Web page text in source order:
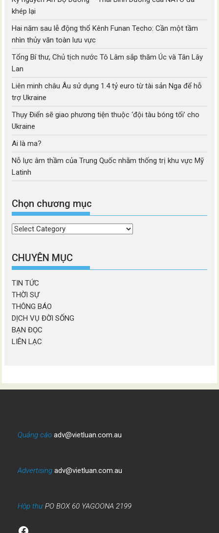
khép lại
Hai năm sau lễ động thổ Kênh Funan Techo: Cần một tầm
nhìn thủy văn toàn lưu vực
Tổng Bí thư, Chủ tịch nước Tô Lâm sắp thăm Úc và Tân Lây
Lan
Liên minh châu Âu sử dụng 1.4 tỷ euro từ tài sản Nga để hỗ
trợ Ukraine
Thụy Điển sẽ giao phương tiện thuộc ‘đội tàu bóng tối’ cho
Ukraine
Ai là ma?
Nỗ lực âm thầm của Trung Quốc nhằm thống trị khu vực Mỹ
Latinh
Chọn chương mục
Chọn
mục
CHUYÊN MỤC
TIN TỨC
THỜI SỰ
THÔNG BÁO
DỊCH VỤ ĐỜI SỐNG
BẠN ĐỌC
LIÊN LẠC
Quảng cáo adv@vietluan.com.au
Advertising adv@vietluan.com.au
Hộp thưPO BOX 60 YAGOONA 2199
Facebook